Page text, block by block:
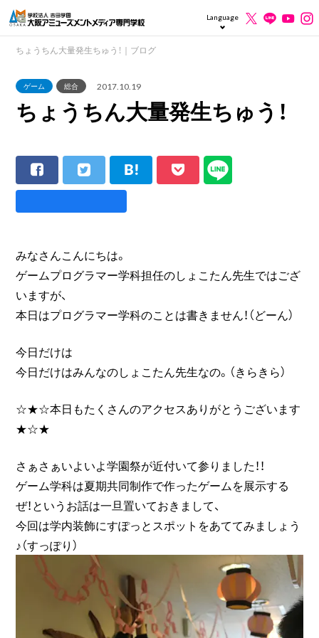
Language
ちょうちん大量発生ちゅう！｜ブログ
ゲーム 総合 2017.10.19
ちょうちん大量発生ちゅう！
みなさんこんにちは。
ゲームプログラマー学科担任のしょこたん先生ではござ
いますが、
本日はプログラマー学科のことは書きません！（どーん）
今日だけは
今日だけはみんなのしょこたん先生なの。（きらきら）
☆★☆本日もたくさんのアクセスありがとうございます
★☆★
さぁさぁいよいよ学園祭が近付いて参りました！！
ゲーム学科は夏期共同制作で作ったゲームを展示する
ぜ！というお話は一旦置いておきまして、
今回は学内装飾にすぽっとスポットをあててみましょう
♪（すっぽり）